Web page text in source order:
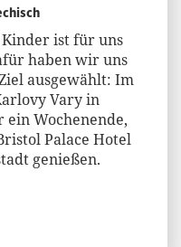
Kinder ist für uns
haben wir uns
ausgewählt: Im
Vary in
Wochenende,
Palace Hotel
genießen.